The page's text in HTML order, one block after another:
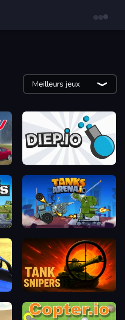
Meilleurs jeux
Diep.io
Merge Master Tanks: Tank Wars Tanks Arena io: Craft & Combat
Tank Snipers